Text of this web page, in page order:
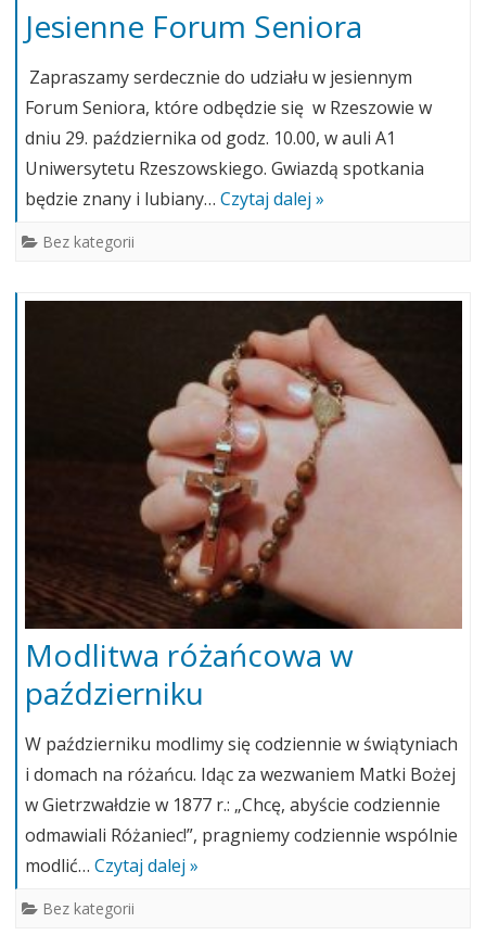
Jesienne Forum Seniora
Zapraszamy serdecznie do udziału w jesiennym
Forum Seniora, które odbędzie się w Rzeszowie w
dniu 29. października od godz. 10.00, w auli A1
Uniwersytetu Rzeszowskiego. Gwiazdą spotkania
będzie znany i lubiany… Czytaj dalej »
Bez kategorii
Modlitwa różańcowa w
październiku
W październiku modlimy się codziennie w świątyniach
i domach na różańcu. Idąc za wezwaniem Matki Bożej
w Gietrzwałdzie w 1877 r.: „Chcę, abyście codziennie
odmawiali Różaniec!”, pragniemy codziennie wspólnie
modlić… Czytaj dalej »
Bez kategorii